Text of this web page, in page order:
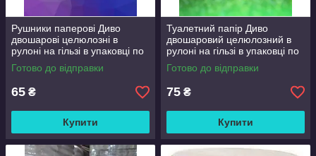
Рушники паперові Диво
двошарові целюлозні в
рулоні на гільзі в упаковці по
2 штуки
Готово до відправки
65 ₴
Купити
Туалетний папір Диво
двошаровий целюлозний в
рулоні на гільзі в упаковці по
4 штуки
Готово до відправки
75 ₴
Купити